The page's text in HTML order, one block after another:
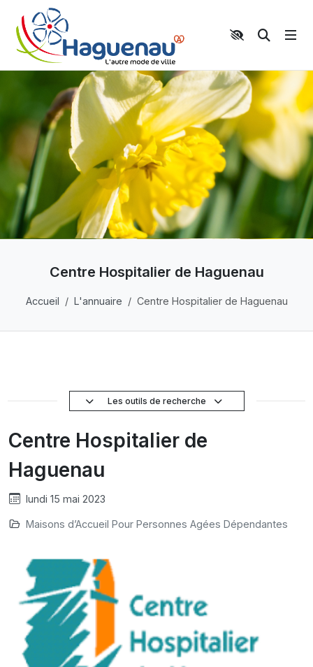
Panneau de gestion des cookies
Aller au contenu principal
Aller au menu
Aller au moteur de recherche
Moteur
Centre Hospitalier de Haguenau
Accueil L'annuaire Centre Hospitalier de Haguenau
Les outils de recherche
Centre Hospitalier de
Haguenau
lundi 15 mai 2023
Maisons d’Accueil Pour Personnes Agées Dépendantes